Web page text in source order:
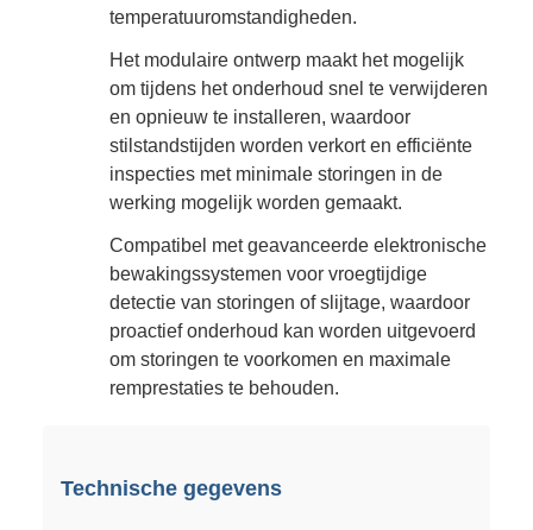
temperatuuromstandigheden.
Het modulaire ontwerp maakt het mogelijk
om tijdens het onderhoud snel te verwijderen
en opnieuw te installeren, waardoor
stilstandstijden worden verkort en efficiënte
inspecties met minimale storingen in de
werking mogelijk worden gemaakt.
Compatibel met geavanceerde elektronische
bewakingssystemen voor vroegtijdige
detectie van storingen of slijtage, waardoor
proactief onderhoud kan worden uitgevoerd
om storingen te voorkomen en maximale
remprestaties te behouden.
Technische gegevens